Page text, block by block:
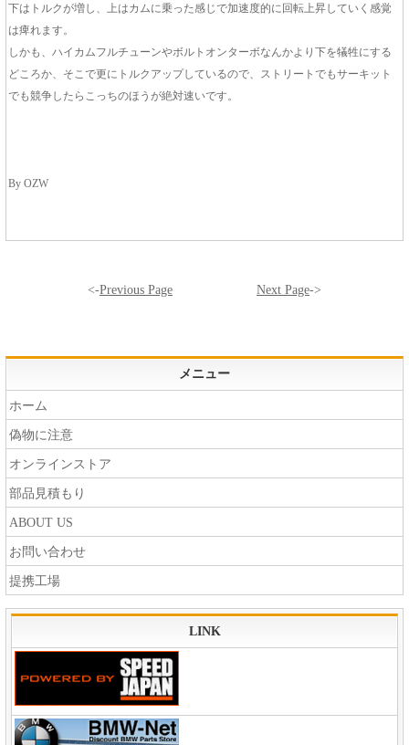
下はトルクが増し、上はカムに乗った感じで加速度的に回転上昇していく感覚
は痺れます。
しかも、ハイカムフルチューンやボルトオンターボなんかより下を犠牲にする
どころか、そこで更にトルクアップしているので、ストリートでもサーキット
でも競争したらこっちのほうが絶対速いです。
By OZW
<-Previous Page Next Page->
メニュー
ホーム
偽物に注意
オンラインストア
部品見積もり
ABOUT US
お問い合わせ
提携工場
LINK